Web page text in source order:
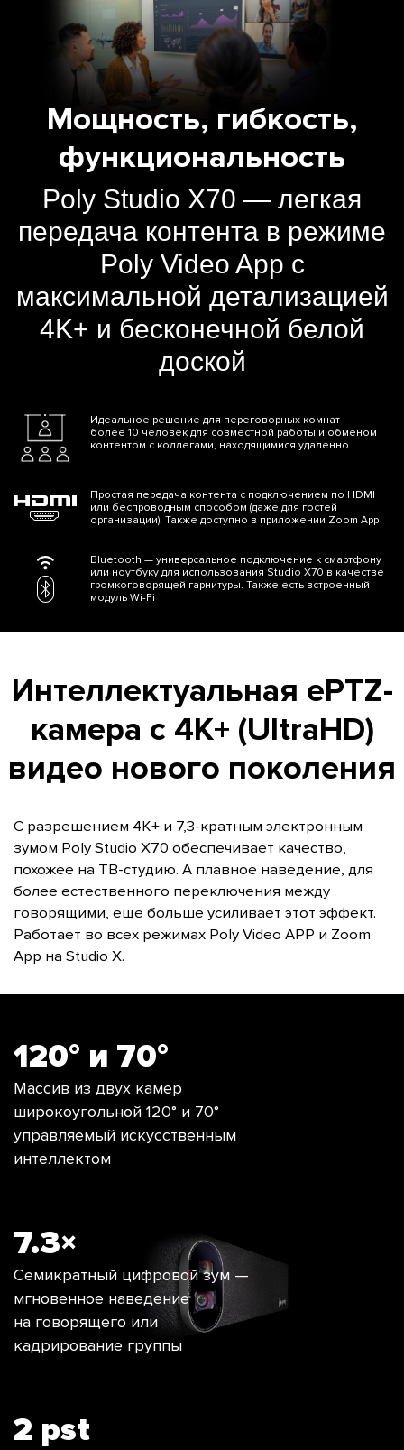
Мощность, гибкость,
функциональность
Poly Studio X70 — легкая
передача контента в режиме
Poly Video App с
максимальной детализацией
4K+ и бесконечной белой
доской
Идеальное решение для переговорных комнат
более 10 человек для совместной работы и обменом
контентом с коллегами, находящимися удаленно
Простая передача контента с подключением по HDMI
или беспроводным способом (даже для гостей
организации). Также доступно в приложении Zoom App
Bluetooth — универсальное подключение к смартфону
или ноутбуку для использования Studio X70 в качестве
громкоговорящей гарнитуры. Также есть встроенный
модуль Wi-Fi
Интеллектуальная ePTZ-
камера с 4K+ (UltraHD)
видео нового поколения
С разрешением 4K+ и 7,3-кратным электронным
зумом Poly Studio X70 обеспечивает качество,
похожее на ТВ-студию. А плавное наведение, для
более естественного переключения между
говорящими, еще больше усиливает этот эффект.
Работает во всех режимах Poly Video APP и Zoom
App на Studio X.
120° и 70°
Массив из двух камер
широкоугольной 120° и 70°
управляемый искусственным
интеллектом
7.3×
Семикратный цифровой зум —
мгновенное наведение
на говорящего или
кадрирование группы
2 pst